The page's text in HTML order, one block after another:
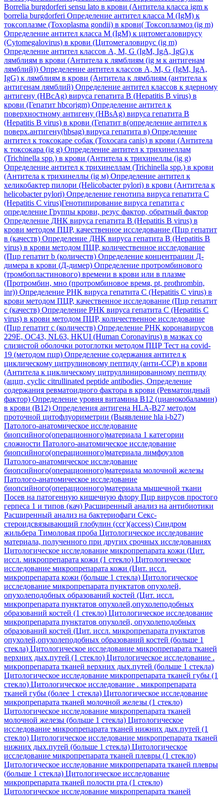
Borrelia burgdorferi sensu lato в крови (Антитела класса igm к
borrelia burgdorferi Определение антител класса M (IgM) к
токсоплазме (Toxoplasma gondii) в крови( Токсоплазмоз (ig m)
Определение антител класса M (IgM) к цитомегаловирусу
(Cytomegalovirus) в крови (Цитомегаловирус (ig m)
Определение антител классов A, M, G (IgM, IgA, IgG) к
лямблиям в крови (Антитела к лямблиям (ig м к антигенам
лямблий)) Определение антител классов A, M, G (IgM, IgA,
IgG) к лямблиям в крови (Антитела к лямблиям (антитела к
антигенам лямблий) Определение антител классов к ядерному
антигену (HBcAg) вируса гепатита B (Hepatitis B virus) в
крови (Гепатит hbcorjgm) Определение антител к
поверхностному антигену (HBsAg) вируса гепатита B
(Hepatitis B virus) в крови (Гепатит в(определение антител к
поверх.антигену(hbsag) вируса гепатита в) Определение
антител к токсокаре собак (Toxocara canis) в крови (Антитела
к токсокара (ig g) Определение антител к трихинеллам
(Trichinella spp.) в крови (Антитела к трихинеллы (ig g)
Определение антител к трихинеллам (Trichinella spp.) в крови
(Антитела к трихинеллы (ig м) Определение антител к
хеликобактер пилори (Helicobacter pylori) в крови (Антитела к
helicobacter pylori) Определение генотипа вируса гепатита C
(Hepatitis C virus)Генотипирование вируса гепатита с
определение Группы крови, резус фактор, обратный фактор
Определение ДНК вируса гепатита B (Hepatitis B virus) в
крови методом ПЦР, качественное исследование (Пцр гепатит
в (качеств) Определение ДНК вируса гепатита B (Hepatitis B
virus) в крови методом ПЦР, количественное исследование
(Пцр гепатит b (количеств) Определение концентрации Д-
димера в крови (Д-димер) Определение протромбинового
(тромбопластинового) времени в крови или в плазме
(Протромбин, мно (протромбиновое время, pt, prothrombin,
inr)) Определение РНК вируса гепатита C (Hepatitis C virus) в
крови методом ПЦР, качественное исследование (Пцр гепатит
с (качеств) Определение РНК вируса гепатита C (Hepatitis C
virus) в крови методом ПЦР, количественное исследование
(Пцр гепатит с (количеств) Определение РНК коронавирусов
229E, OC43, NL63, HKUI (Human Coronavirus) в мазках со
слизистой оболочки ротоглотки методом ПЦР Тест на covid-
19 (методом пцр) Определение содержания антител к
циклическому цитрулиновому пептиду (анти-ССР) в крови
(Антитела к циклическому цитруллинированному пептиду
(аццп, cyclic citrullinated peptide antibodies, Определение
содержания ревматоидного фактора в крови (Ревматоидный
фактор) Определение уровня витамина В12 (цианокобаламин)
в крови (В12) Определения антигена HLA-B27 методом
проточной цитофлуориметрии (Выявление hla i-b27)
Патолого-анатомическое исследование
биопсийного(операционного)материала 1 категории
сложности Патолого-анатомическое исследование
биопсийного(операционного)материала лимфоузлов
Патолого-анатомическое исследование
биопсийного(операционного)материала молочной железы
Патолого-анатомическое исследование
биопсийного(операционного)материала мышечной ткани
Посев на патогенную кишечную флору Пцр вирусов простого
герпеса 1 и типов (кач) Расширенный анализ на антибиотики
Расширенный анализ на бактериофаги Секс-
стероидсвязывающий глобулин (ссг)(access) Синдром
жильбера Тимоловая проба Цитологическое исследование
материала, полученного при других срочных исследованиях
Цитологическое исследование микропрепарата кожи (Цит.
иссл. микропрепарата кожи (1 стекло) Цитологическое
исследование микропрепарата кожи (Цит. иссл.
микропрепарата кожи (больше 1 стекла) Цитологическое
исследование микропрепарата пунктатов опухолей,
опухолеподобных образований костей (Цит. иссл.
микропрепарата пунктатов опухолей,опухолеподобных
образований костей (1 стекло) Цитологическое исследование
микропрепарата пунктатов опухолей, опухолеподобных
образований костей (Цит. иссл. микропрепарата пунктатов
опухолей,опухолеподобных образований костей (больше 1
стекла) Цитологическое исследование микропрепарата тканей
верхних дых.путей (1 стекло) Цитологическое исследование .
микропрепарата тканей верхних дых.путей (больше 1 стекла)
Цитологическое исследование микропрепарата тканей губы (1
стекло) Цитологическое исследование . микропрепарата
тканей губы (более 1 стекла) Цитологическое исследование
микропрепарата тканей молочной железы (1 стекло)
Цитологическое исследование микропрепарата тканей
молочной железы (больше 1 стекла) Цитологическое
исследование микропрепарата тканей нижних дых.путей (1
стекло) Цитологическое исследование микропрепарата тканей
нижних дых.путей (больше 1 стекла) Цитологическое
исследование микропрепарата тканей плевры (1 стекло)
Цитологическое исследование микропрепарата тканей плевры
(больше 1 стекла) Цитологическое исследование
микропрепарата тканей полости рта (1 стекло)
Цитологическое исследование микропрепарата тканей